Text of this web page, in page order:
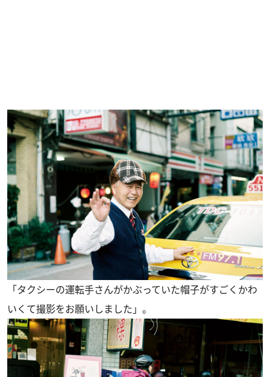
「タクシーの運転手さんがかぶっていた帽子がすごくかわ
いくて撮影をお願いしました」。